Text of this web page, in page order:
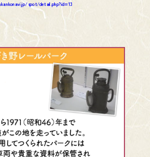
spot/detail.php?id=13